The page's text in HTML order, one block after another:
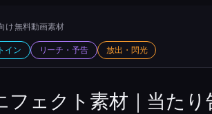
け 無料動画素材
イン リーチ・予告 放出・閃光
フェクト素材｜当た